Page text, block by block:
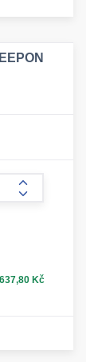
form.increase-
Kč